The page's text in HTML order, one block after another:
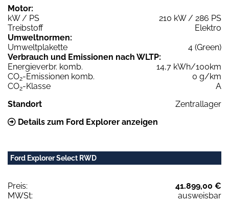
Motor:
kW / PS
210 kW / 286 PS
Treibstoff
Elektro
Umweltnormen:
Umweltplakette
4 (Green)
Verbrauch und Emissionen nach WLTP:
Energieverbr. komb.
14,7 kWh/100km
CO2-Emissionen komb.
0 g/km
CO2-Klasse
A
Standort
Zentrallager
Details zum Ford Explorer anzeigen
Ford Explorer Select RWD
Preis:
41.899,00 €
MWSt:
ausweisbar